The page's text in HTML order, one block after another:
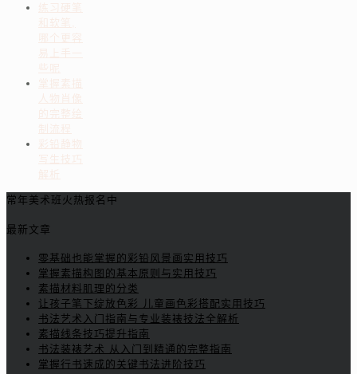
练习硬笔
和软笔,
哪个更容
易上手一
些呢
掌握素描
人物肖像
的完整绘
制流程
彩铅静物
写生技巧
解析
常年美术班火热报名中
最新文章
零基础也能掌握的彩铅风景画实用技巧
掌握素描构图的基本原则与实用技巧
素描材料肌理的分类
让孩子笔下绽放色彩 儿童画色彩搭配实用技巧
书法艺术入门指南与专业装裱技法全解析
素描线条技巧提升指南
书法装裱艺术 从入门到精通的完整指南
掌握行书速成的关键书法进阶技巧